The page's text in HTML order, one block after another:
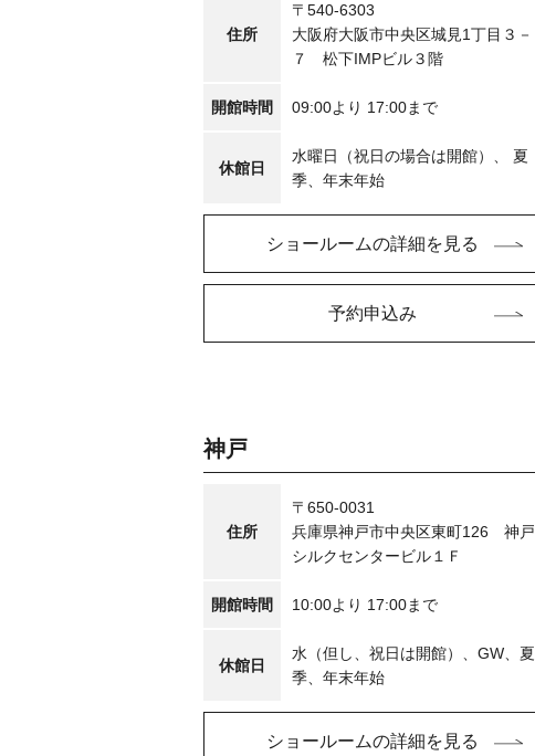
住所
〒540-6303
大阪府大阪市中央区城見1丁目３－
７ 松下IMPビル３階
開館時間 09:00より 17:00まで
休館日
水曜日（祝日の場合は開館）、 夏
季、年末年始
ショールームの詳細を見る
予約申込み
神戸
住所
〒650-0031
兵庫県神戸市中央区東町126 神戸
シルクセンタービル１Ｆ
開館時間 10:00より 17:00まで
休館日
水（但し、祝日は開館）、GW、夏
季、年末年始
ショールームの詳細を見る